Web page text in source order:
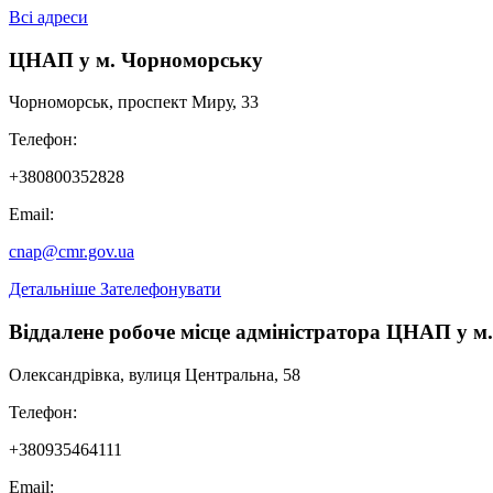
Укладання охоронних договорів на пам’ятки культурної
Укладення охоронних договорів на щойно виявлені об'єкти
Присвоєння спортивних розрядів спортсменам: "Кандидат у
Надання другої категорії дитячо-юнацьким спортивним школам
Всі адреси
ЦНАП у м. Чорноморську
Чорноморськ, проспект Миру, 33
Телефон:
+380800352828
Email:
cnap@cmr.gov.ua
Детальніше Зателефонувати
Віддалене робоче місце адміністратора ЦНАП у
Олександрівка, вулиця Центральна, 58
Телефон:
+380935464111
Email: